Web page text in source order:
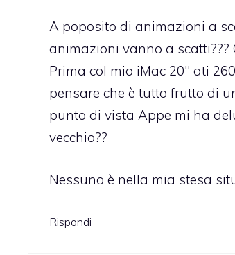
A poposito di animazioni a
animazioni vanno a scatti???
Prima col mio iMac 20″ ati
pensare che è tutto frutto di
punto di vista Appe mi ha
vecchio??
Nessuno è nella mia stesa
Rispondi